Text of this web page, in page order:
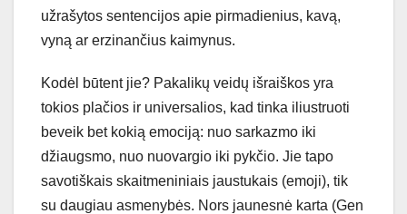
užrašytos sentencijos apie pirmadienius, kavą,
vyną ar erzinančius kaimynus.
Kodėl būtent jie? Pakalikų veidų išraiškos yra
tokios plačios ir universalios, kad tinka iliustruoti
beveik bet kokią emociją: nuo sarkazmo iki
džiaugsmo, nuo nuovargio iki pykčio. Jie tapo
savotiškais skaitmeniniais jaustukais (emoji), tik
su daugiau asmenybės. Nors jaunesnė karta (Gen